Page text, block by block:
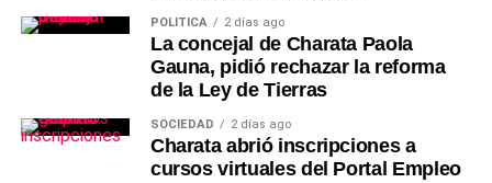
POLÍTICA 2 días ago
La concejal de Charata Paola
Gauna, pidió rechazar la reforma
de la Ley de Tierras
SOCIEDAD 2 días ago
Charata abrió inscripciones a
cursos virtuales del Portal Empleo